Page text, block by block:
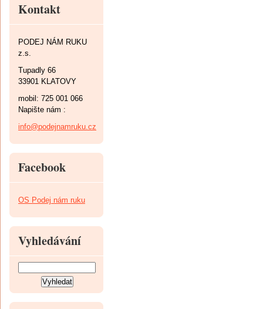
Kontakt
PODEJ NÁM RUKU
z.s.
Tupadly 66
33901 KLATOVY
mobil: 725 001 066
Napište nám :
info@podejnamruku.cz
Facebook
OS Podej nám ruku
Vyhledávání